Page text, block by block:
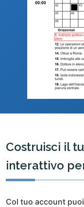
Costruisci il
interattivo
Col tuo account